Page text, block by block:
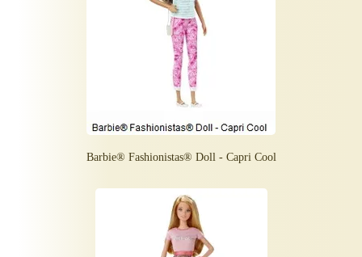
Barbie® Fashionistas® Doll - Capri Cool